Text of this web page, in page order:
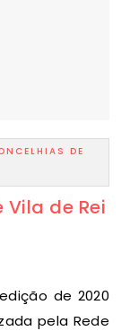
DE
de Rei
pela Rede